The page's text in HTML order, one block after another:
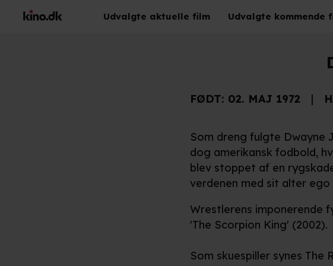
Udvalgte aktuelle film Udvalgte kommende
FØDT: 02. MAJ 1972
Som dreng fulgte Dwayne
dog amerikansk fodbold,
blev stoppet af en
verdenen med sit alter ego
Wrestlerens imponerende
'The Scorpion King' (2002).
Som skuespiller synes